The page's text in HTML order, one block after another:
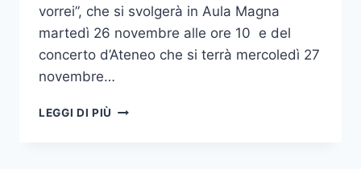
vorrei”, che si svolgerà in Aula Magna
martedì 26 novembre alle ore 10 e del
concerto d’Ateneo che si terrà mercoledì 27
novembre…
LEGGI DI PIÙ CONFERENZA